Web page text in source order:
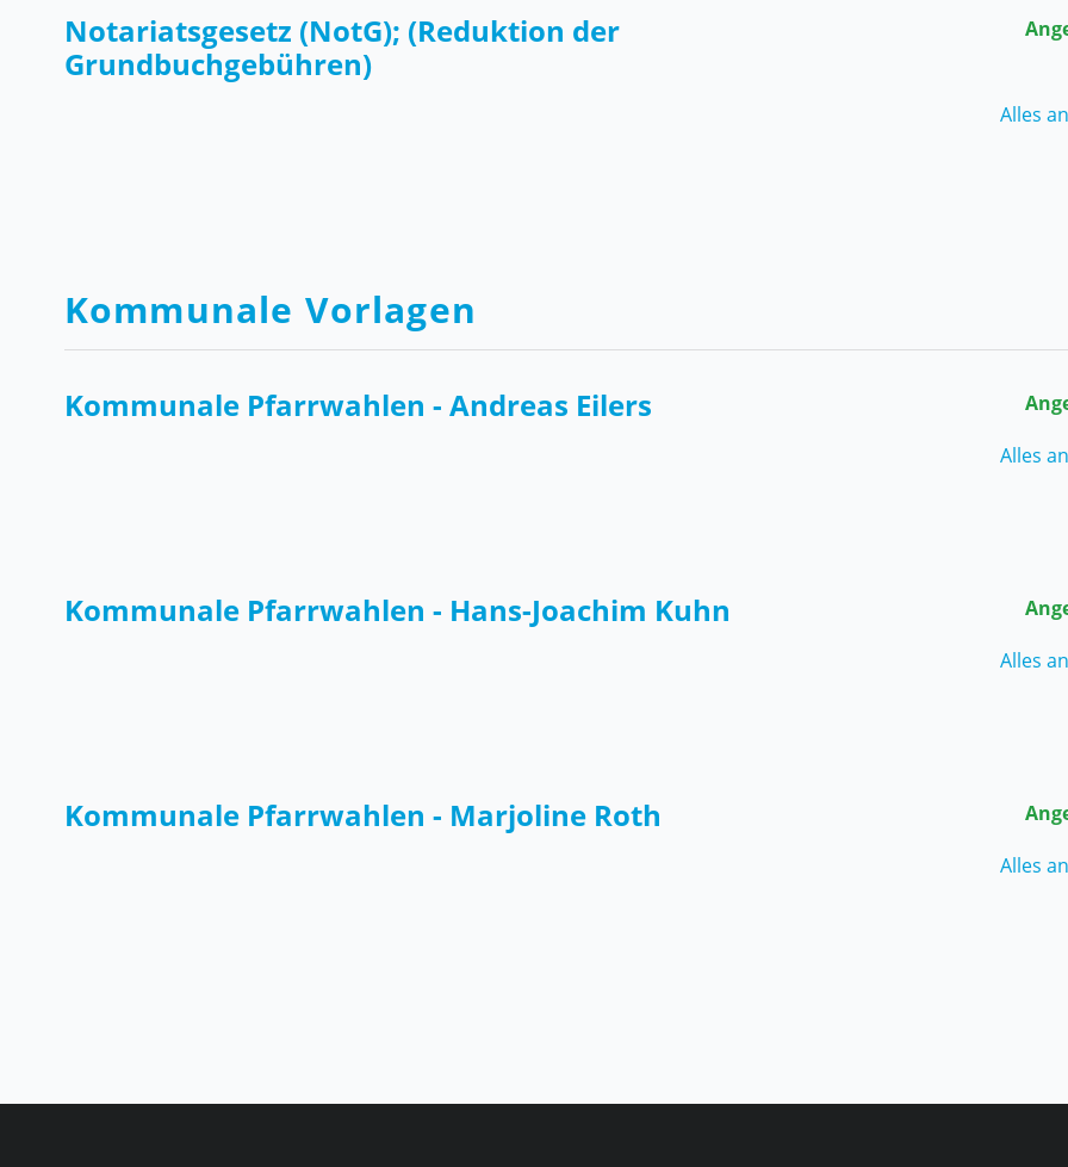
Notariatsgesetz (NotG); (Reduktion der
Grundbuchgebühren)
Alles
Kommunale Vorlagen
Kommunale Pfarrwahlen - Andreas Eilers
Alles
Kommunale Pfarrwahlen - Hans-Joachim Kuhn
Alles
Kommunale Pfarrwahlen - Marjoline Roth
Alles
Fusszeile